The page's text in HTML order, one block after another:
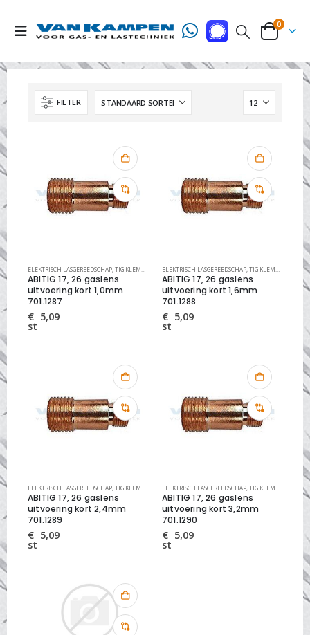
0
FILTER
ELEKTRISCH LASGEREEDSCHAP TIG KLEMNIPPELZITTINGEN ABITIG CLASSIC ,TIG LASTOORTS
ABITIG 17, 26 gaslens
uitvoering kort 1,0mm
701.1287
€ 5,09
st
ELEKTRISCH LASGEREEDSCHAP TIG KLEMNIPPELZITTINGEN ABITIG CLASSIC
ABITIG 17, 26 gaslens
uitvoering kort 1,6mm
701.1288
€ 5,09
st
ELEKTRISCH LASGEREEDSCHAP TIG KLEMNIPPELZITTINGEN ABITIG CLASSIC
ABITIG 17, 26 gaslens
uitvoering kort 2,4mm
701.1289
€ 5,09
st
ELEKTRISCH LASGEREEDSCHAP TIG KLEMNIPPELZITTINGEN ABITIG CLASSIC
ABITIG 17, 26 gaslens
uitvoering kort 3,2mm
701.1290
€ 5,09
st